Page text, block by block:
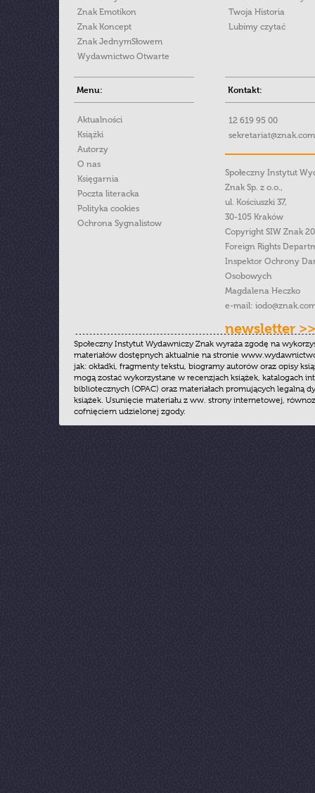
Znak Emotikon
Znak Koncept
Znak JednymSłowem
Wydawnictwo Otwarte
Twoja Historia
Lubimy czytać
Menu:
Aktualności
Książki
Autorzy
O nas
Księgarnia
Poczta literacka
Polityka cookies
Ochrona Sygnalistow
Kontakt:
12 619 95 00
Społeczny Instytut
Znak Sp. z o.o.,
ul. Kościuszki 37,
30-105 Kraków
Copyright SIW Znak
Foreign Rights
Inspektor Ochrony
Osobowych
Magdalena Heczko
e-mail:
newsletter >>
Społeczny Instytut Wydawniczy Znak wyraża zgodę na
materiałów dostępnych aktualnie na stronie
jak: okładki, fragmenty tekstu, biogramy autorów oraz opisy
mogą zostać wykorzystane w recenzjach książek, katalogach
bibliotecznych (OPAC) oraz materiałach promujących legalną
książek. Usunięcie materiału z ww. strony internetowej,
cofnięciem udzielonej zgody.